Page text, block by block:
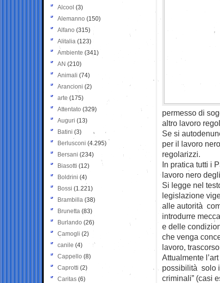
permesso di
altro lavoro
Se si
per il lavoro
regolarizzi.
In pratica tutti i
lavoro nero
Si legge nel
legislazione
alle autorità
introdurre
e delle
che venga
lavoro,
Attualmente
possibilità solo
criminali” (casi
Alcool (3)
Alemanno (150)
Alfano (315)
Alitalia (123)
Ambiente (341)
AN (210)
Animali (74)
Arancioni (2)
arte (175)
Attentato (329)
Auguri (13)
Batini (3)
Berlusconi (4.295)
Bersani (234)
Biasotti (12)
Boldrini (4)
Bossi (1.221)
Brambilla (38)
Brunetta (83)
Burlando (26)
Camogli (2)
canile (4)
Cappello (8)
Caprotti (2)
Caritas (6)